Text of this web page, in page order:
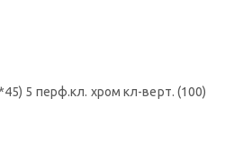
5 перф.кл. хром кл-верт. (100)